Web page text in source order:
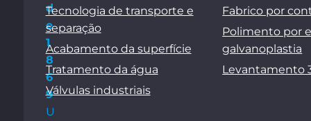
d
e
1
8
6
9
U
Tecnologia de transporte e
separação
Acabamento da superfície
Tratamento da água
Válvulas industriais
Fabrico por
Polimento por
galvanoplastia
Levantamento